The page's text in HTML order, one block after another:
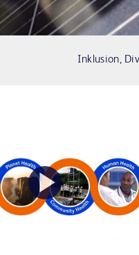
Inklusion,
Play